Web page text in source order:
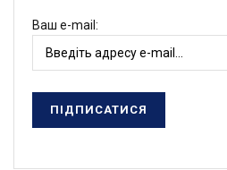
Ваш e-mail: